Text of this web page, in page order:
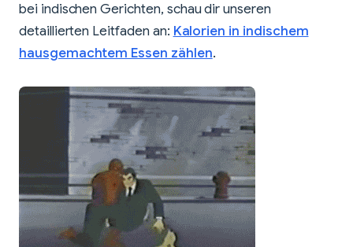
bei indischen Gerichten, schau dir unseren
detaillierten Leitfaden an: Kalorien in indischem
hausgemachtem Essen zählen.